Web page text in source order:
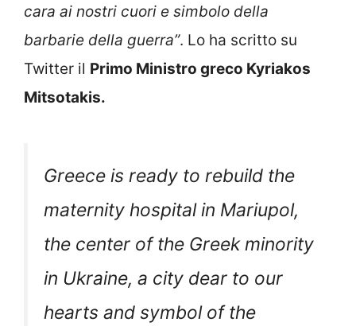
cara ai nostri cuori e simbolo della
barbarie della guerra”. Lo ha scritto su
Twitter il Primo Ministro greco Kyriakos
Mitsotakis.
Greece is ready to rebuild the
maternity hospital in Mariupol,
the center of the Greek minority
in Ukraine, a city dear to our
hearts and symbol of the